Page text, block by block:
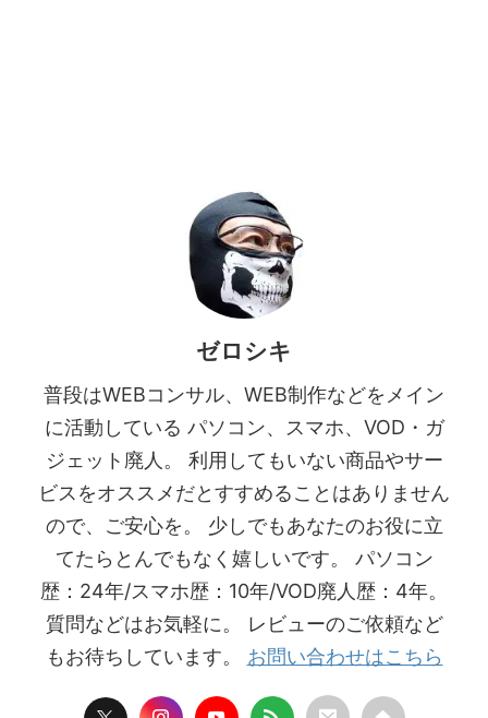
ゼロシキ
普段はWEBコンサル、WEB制作などをメイン
に活動している パソコン、スマホ、VOD・ガ
ジェット廃人。 利用してもいない商品やサー
ビスをオススメだとすすめることはありません
ので、ご安心を。 少しでもあなたのお役に立
てたらとんでもなく嬉しいです。 パソコン
歴：24年/スマホ歴：10年/VOD廃人歴：4年。
質問などはお気軽に。 レビューのご依頼など
もお待ちしています。 お問い合わせはこちら